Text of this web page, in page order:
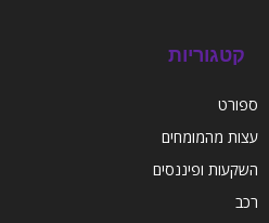
קטגוריות
ספורט
עצות מהמומחים
השקעות ופיננסים
רכב